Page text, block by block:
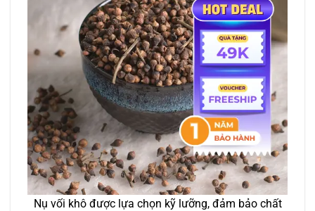
Nụ vối khô được lựa chọn kỹ lưỡng, đảm bảo chất